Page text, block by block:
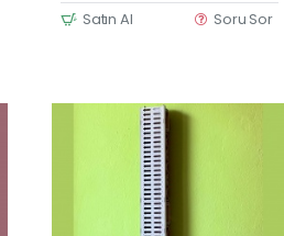
Satın Al Soru Sor